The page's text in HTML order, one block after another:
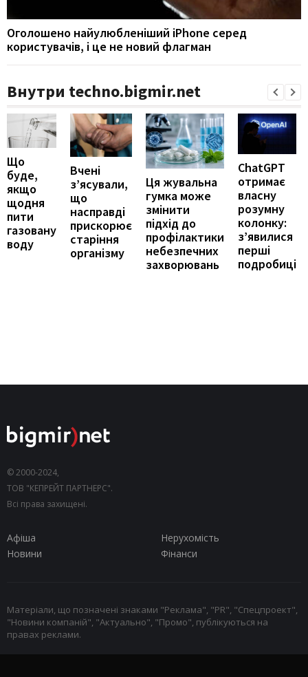
Оголошено найулюбленіший iPhone серед
користувачів, і це не новий флагман
Внутри techno.bigmir.net
Що
буде,
якщо
щодня
пити
газовану
воду
Вчені
з’ясували,
що
насправді
прискорює
старіння
організму
Ця жувальна
гумка може
змінити
підхід до
профілактики
небезпечних
захворювань
ChatGPT
отримає
власну
розумну
колонку:
з’явилися
перші
подробиці
© 2000-2024,
ТОВ "КЕПРЕЙТ ПАРТНЕРС".
Всі права захищені.
Афіша
Нерухомість
Новини
Фінанси
Матеріали, що позначені знаками "Реклама", "PR", "Спецпроект",
"Новини компаній", "Актуально", "Промо", публікуються на
правах реклами.